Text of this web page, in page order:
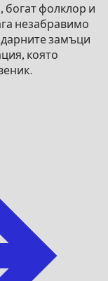
фолклор и
незабравимо
замъци
която